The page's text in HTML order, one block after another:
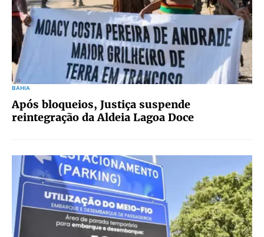
BAHIA
Após bloqueios, Justiça suspende
reintegração da Aldeia Lagoa Doce